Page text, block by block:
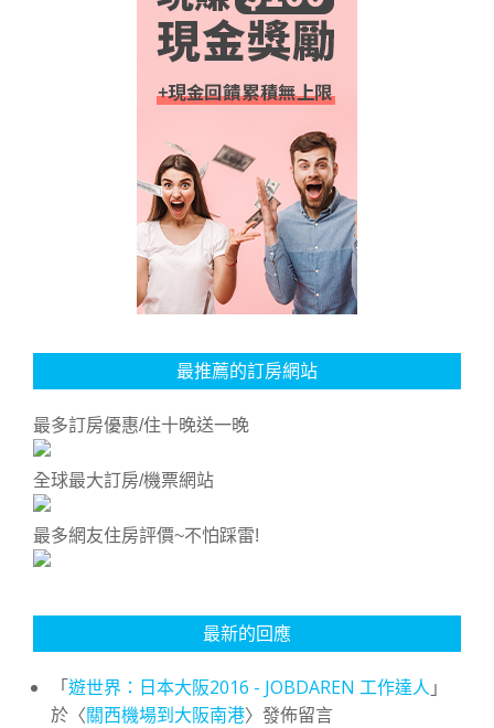
最推薦的訂房網站
最多訂房優惠/住十晚送一晚
全球最大訂房/機票網站
最多網友住房評價~不怕踩雷!
最新的回應
「遊世界：日本大阪2016 - JOBDAREN 工作達人 」
於〈關西機場到大阪南港〉發佈留言